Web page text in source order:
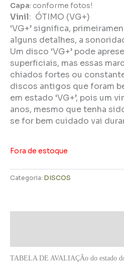
Capa: conforme fotos!
Vinil: ÓTIMO (VG+)
‘VG+’ significa,
alguns detalhes, a
Um disco ‘VG+’ pode
superficiais, mas essas
chiados fortes ou
discos antigos que foram
em estado ‘VG+’, pois um
anos, mesmo que tenha
se for bem cuidado vai
Fora de estoque
Categoria: DISCOS
TABELA DE AVALIAÇÃo do estado